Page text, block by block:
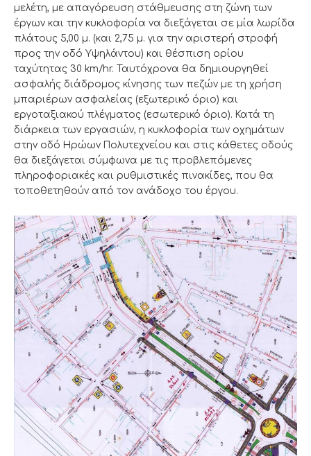
μελέτη, με απαγόρευση στάθμευσης στη ζώνη των
έργων και την κυκλοφορία να διεξάγεται σε μία λωρίδα
πλάτους 5,00 μ. (και 2,75 μ. για την αριστερή στροφή
προς την οδό Υψηλάντου) και θέσπιση ορίου
ταχύτητας 30 km/hr. Ταυτόχρονα θα δημιουργηθεί
ασφαλής διάδρομος κίνησης των πεζών με τη χρήση
μπαριέρων ασφαλείας (εξωτερικό όριο) και
εργοταξιακού πλέγματος (εσωτερικό όριο). Κατά τη
διάρκεια των εργασιών, η κυκλοφορία των οχημάτων
στην οδό Ηρώων Πολυτεχνείου και στις κάθετες οδούς
θα διεξάγεται σύμφωνα με τις προβλεπόμενες
πληροφοριακές και ρυθμιστικές πινακίδες, που θα
τοποθετηθούν από τον ανάδοχο του έργου.